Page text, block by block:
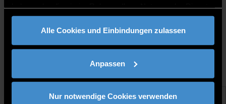
gesammelt haben.
Alle Cookies und Einbindungen zulassen
Anpassen
Nur notwendige Cookies verwenden